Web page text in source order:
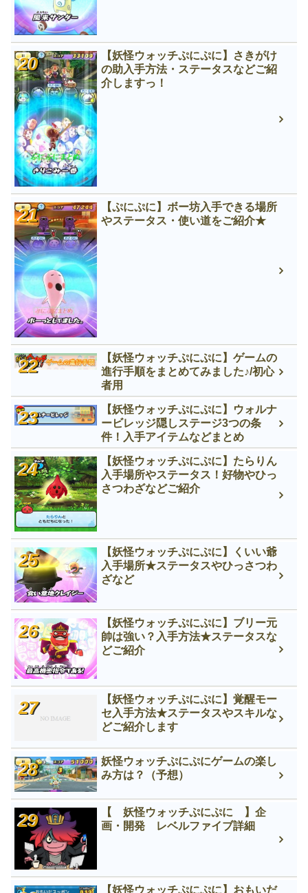
【妖怪ウォッチぷにぷに】さきがけ
の助入手方法・ステータスなどご紹
介しますっ！
【ぷにぷに】ボー坊入手できる場所
やステータス・使い道をご紹介★
【妖怪ウォッチぷにぷに】ゲームの
進行手順をまとめてみました♪/初心
者用
【妖怪ウォッチぷにぷに】ウォルナ
ービレッジ隠しステージ3つの条
件！入手アイテムなどまとめ
【妖怪ウォッチぷにぷに】たらりん
入手場所やステータス！好物やひっ
さつわざなどご紹介
【妖怪ウォッチぷにぷに】くいい爺
入手場所★ステータスやひっさつわ
ざなど
【妖怪ウォッチぷにぷに】ブリー元
帥は強い？入手方法★ステータスな
どご紹介
【妖怪ウォッチぷにぷに】覚醒モー
セ入手方法★ステータスやスキルな
どご紹介します
妖怪ウォッチぷにぷにゲームの楽し
み方は？（予想）
【 妖怪ウォッチぷにぷに 】企
画・開発 レベルファイブ詳細
【妖怪ウォッチぷにぷに】おもいだ